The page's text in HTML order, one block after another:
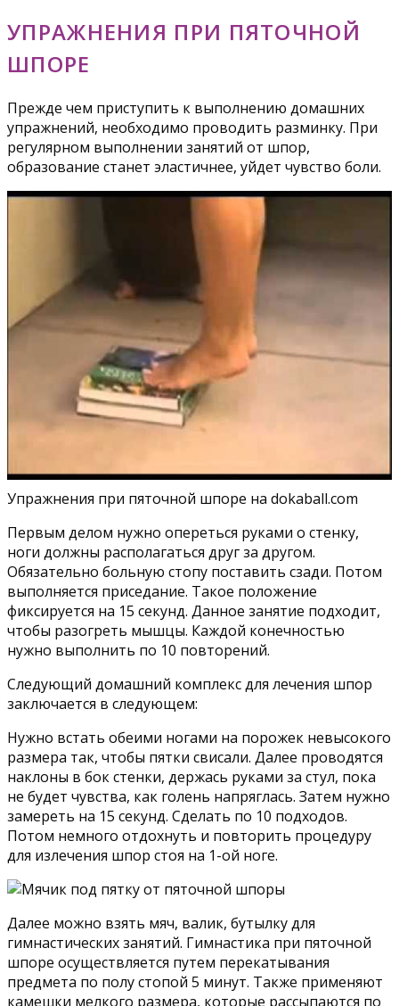
УПРАЖНЕНИЯ ПРИ ПЯТОЧНОЙ
ШПОРЕ
Прежде чем приступить к выполнению домашних
упражнений, необходимо проводить разминку. При
регулярном выполнении занятий от шпор,
образование станет эластичнее, уйдет чувство боли.
Упражнения при пяточной шпоре на dokaball.com
Первым делом нужно опереться руками о стенку,
ноги должны располагаться друг за другом.
Обязательно больную стопу поставить сзади. Потом
выполняется приседание. Такое положение
фиксируется на 15 секунд. Данное занятие подходит,
чтобы разогреть мышцы. Каждой конечностью
нужно выполнить по 10 повторений.
Следующий домашний комплекс для лечения шпор
заключается в следующем:
Нужно встать обеими ногами на порожек невысокого
размера так, чтобы пятки свисали. Далее проводятся
наклоны в бок стенки, держась руками за стул, пока
не будет чувства, как голень напряглась. Затем нужно
замереть на 15 секунд. Сделать по 10 подходов.
Потом немного отдохнуть и повторить процедуру
для излечения шпор стоя на 1-ой ноге.
Далее можно взять мяч, валик, бутылку для
гимнастических занятий. Гимнастика при пяточной
шпоре осуществляется путем перекатывания
предмета по полу стопой 5 минут. Также применяют
камешки мелкого размера, которые рассыпаются по